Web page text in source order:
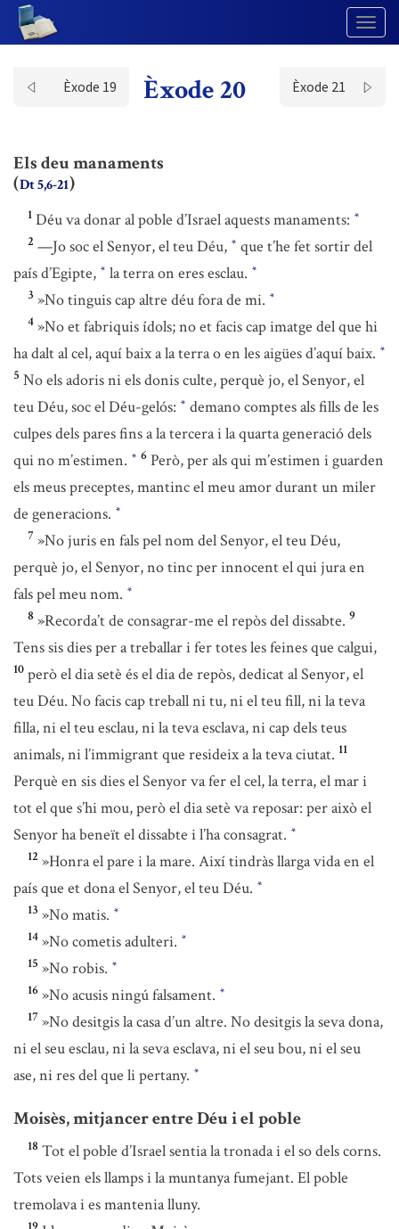
Èxode 19 Èxode 20 Èxode 21
Els deu manaments
(Dt 5,6-21)
1 Déu va donar al poble d’Israel aquests manaments: *
2 —Jo soc el Senyor, el teu Déu, * que t’he fet sortir del
país d’Egipte, * la terra on eres esclau. *
3 »No tinguis cap altre déu fora de mi. *
4 »No et fabriquis ídols; no et facis cap imatge del que hi
ha dalt al cel, aquí baix a la terra o en les aigües d’aquí baix. *
5 No els adoris ni els donis culte, perquè jo, el Senyor, el
teu Déu, soc el Déu-gelós: * demano comptes als fills de les
culpes dels pares fins a la tercera i la quarta generació dels
qui no m’estimen. * 6 Però, per als qui m’estimen i guarden
els meus preceptes, mantinc el meu amor durant un miler
de generacions. *
7 »No juris en fals pel nom del Senyor, el teu Déu,
perquè jo, el Senyor, no tinc per innocent el qui jura en
fals pel meu nom. *
8 »Recorda’t de consagrar-me el repòs del dissabte. 9
Tens sis dies per a treballar i fer totes les feines que calgui,
10 però el dia setè és el dia de repòs, dedicat al Senyor, el
teu Déu. No facis cap treball ni tu, ni el teu fill, ni la teva
filla, ni el teu esclau, ni la teva esclava, ni cap dels teus
animals, ni l’immigrant que resideix a la teva ciutat. 11
Perquè en sis dies el Senyor va fer el cel, la terra, el mar i
tot el que s’hi mou, però el dia setè va reposar: per això el
Senyor ha beneït el dissabte i l’ha consagrat. *
12 »Honra el pare i la mare. Així tindràs llarga vida en el
país que et dona el Senyor, el teu Déu. *
13 »No matis. *
14 »No cometis adulteri. *
15 »No robis. *
16 »No acusis ningú falsament. *
17 »No desitgis la casa d’un altre. No desitgis la seva dona,
ni el seu esclau, ni la seva esclava, ni el seu bou, ni el seu
ase, ni res del que li pertany. *
Moisès, mitjancer entre Déu i el poble
18 Tot el poble d’Israel sentia la tronada i el so dels corns.
Tots veien els llamps i la muntanya fumejant. El poble
tremolava i es mantenia lluny.